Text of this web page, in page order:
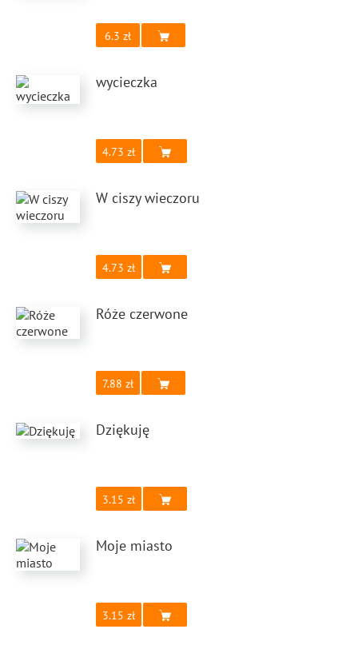
6.3
wycieczka
4.73
W ciszy wieczoru
4.73
Róże czerwone
7.88
Dziękuję
3.15
Moje miasto
3.15